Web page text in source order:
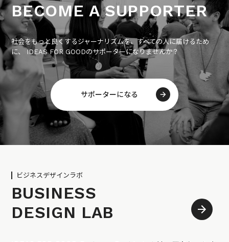
BECOME A SUPPORTER
社会をもっと良くするジャーナリズムを、すべての人に届けるため
に、 IDEAS FOR GOODのサポーターになりませんか？
サポーターになる
ビジネスデザインラボ
BUSINESS
DESIGN LAB